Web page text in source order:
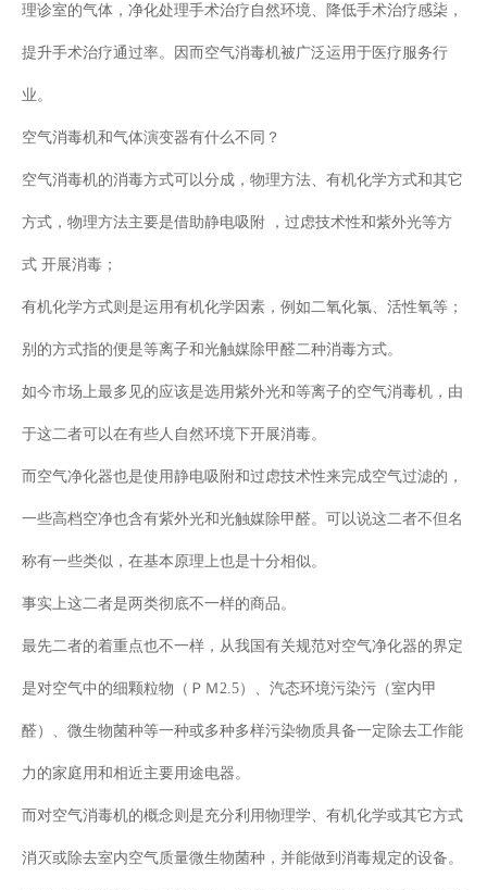
理诊室的气体，净化处理手术治疗自然环境、降低手术治疗感柒，
提升手术治疗通过率。因而空气消毒机被广泛运用于医疗服务行
业。
空气消毒机和气体演变器有什么不同？
空气消毒机的消毒方式可以分成，物理方法、有机化学方式和其它
方式，物理方法主要是借助静电吸附 ，过虑技术性和紫外光等方
式 开展消毒；
有机化学方式则是运用有机化学因素，例如二氧化氯、活性氧等；
别的方式指的便是等离子和光触媒除甲醛二种消毒方式。
如今市场上最多见的应该是选用紫外光和等离子的空气消毒机，由
于这二者可以在有些人自然环境下开展消毒。
而空气净化器也是使用静电吸附和过虑技术性来完成空气过滤的，
一些高档空净也含有紫外光和光触媒除甲醛。可以说这二者不但名
称有一些类似，在基本原理上也是十分相似。
事实上这二者是两类彻底不一样的商品。
最先二者的着重点也不一样，从我国有关规范对空气净化器的界定
是对空气中的细颗粒物（ＰＭ2.5）、汽态环境污染污（室内甲
醛）、微生物菌种等一种或多种多样污染物质具备一定除去工作能
力的家庭用和相近主要用途电器。
而对空气消毒机的概念则是充分利用物理学、有机化学或其它方式
消灭或除去室内空气质量微生物菌种，并能做到消毒规定的设备。